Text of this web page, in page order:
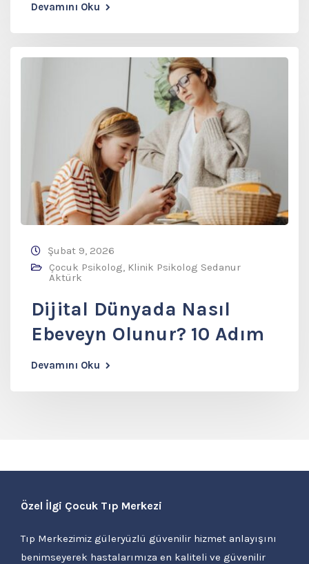
Devamını Oku
Şubat 9, 2026
Çocuk Psikolog Klinik Psikolog Sedanur
Aktürk
Dijital Dünyada Nasıl
Ebeveyn Olunur? 10 Adım
Devamını Oku
Özel İlgi Çocuk Tıp Merkezi
Tıp Merkezimiz güleryüzlü güvenilir hizmet anlayışını
benimseyerek hastalarımıza en kaliteli ve güvenilir